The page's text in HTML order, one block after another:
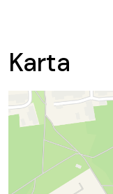
Karta